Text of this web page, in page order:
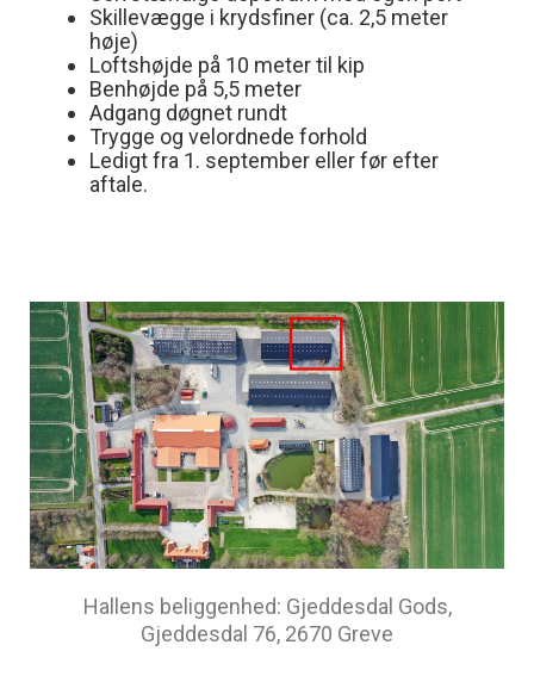
Skillevægge i krydsfiner (ca. 2,5 meter
høje)
Loftshøjde på 10 meter til kip
Benhøjde på 5,5 meter
Adgang døgnet rundt
Trygge og velordnede forhold
Ledigt fra 1. september eller før efter
aftale.
Hallens beliggenhed: Gjeddesdal Gods,
Gjeddesdal 76, 2670 Greve